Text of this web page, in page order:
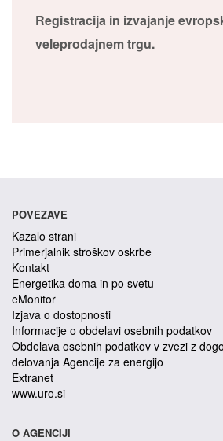
Registracija in izvajanje
veleprodajnem trgu.
POVEZAVE
Kazalo strani
Primerjalnik stroškov oskrbe
Kontakt
Energetika doma in po svetu
eMonitor
Izjava o dostopnosti
Informacije o obdelavi osebnih podatkov
Obdelava osebnih podatkov v zvezi z
delovanja Agencije za energijo
Extranet
www.uro.si
O AGENCIJI